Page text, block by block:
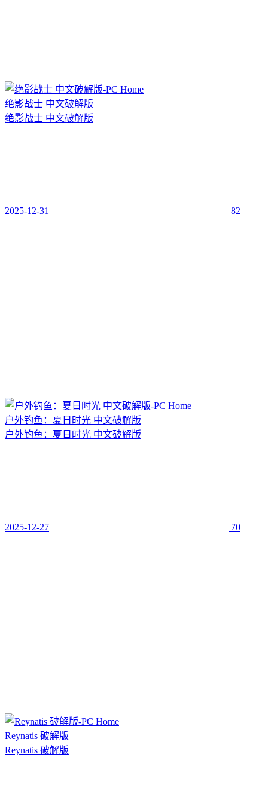
绝影战士 中文破解版
绝影战士 中文破解版
2025-12-31 82
户外钓鱼：夏日时光 中文破解版
户外钓鱼：夏日时光 中文破解版
2025-12-27 70
Reynatis 破解版
Reynatis 破解版